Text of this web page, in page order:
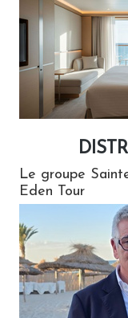
Le groupe
Eden Tour